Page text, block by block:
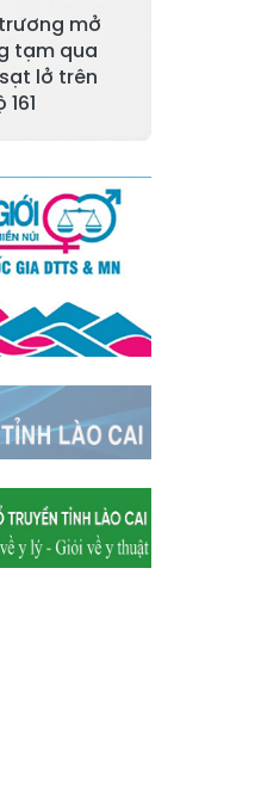
Cốc San
Phong Hải
Gia Phú
A Mú Sung
Nậm Chày
Bát Xát
Khánh Yên
Dương Quỳ
mở
tạm qua
lở trên